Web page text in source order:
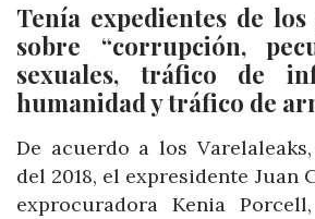
Tenía expedientes de
sobre “corrupción,
sexuales, tráfico de
humanidad y tráfico de
De acuerdo a los
del 2018, el expresidente Juan
exprocuradora Kenia